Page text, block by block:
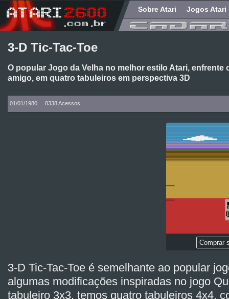
Sobre Atari Jogos Atari
3-D Tic-Tac-Toe
O popular Jogo da Velha no melhor estilo Atari, enfrente
amigo, em quatro tabuleiros em perspectiva 3D
01/01/1980 8338 Acessos
Comprar
3-D Tic-Tac-Toe é semelhante ao popular
algumas modificações inspiradas no jogo
tabuleiro 3x3, temos quatro tabuleiros 4x4,